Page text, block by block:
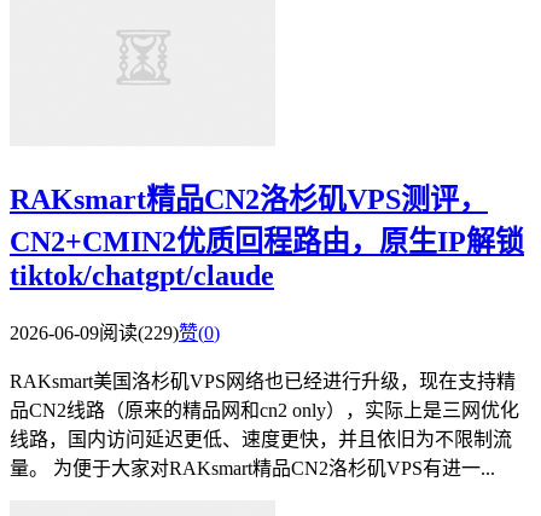
RAKsmart精品CN2洛杉矶VPS测评，
CN2+CMIN2优质回程路由，原生IP解锁
tiktok/chatgpt/claude
2026-06-09阅读(229)赞(0)
RAKsmart美国洛杉矶VPS网络也已经进行升级，现在支持精
品CN2线路（原来的精品网和cn2 only），实际上是三网优化
线路，国内访问延迟更低、速度更快，并且依旧为不限制流
量。 为便于大家对RAKsmart精品CN2洛杉矶VPS有进一...